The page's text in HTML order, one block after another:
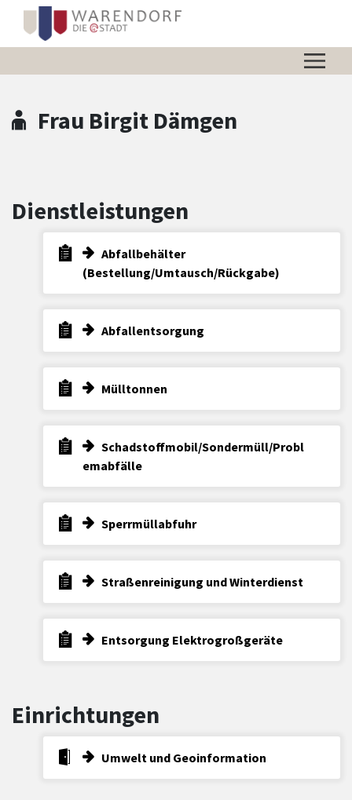
Zum Header
Zum Hauptinhalt
Zum Footer
Zum Hauptinhalt springen
Frau Birgit Dämgen
Dienstleistungen
Abfallbehälter
(Bestellung/Umtausch/Rückgabe)
Abfallentsorgung
Mülltonnen
Schadstoffmobil/Sondermüll/Probl
emabfälle
Sperrmüllabfuhr
Straßenreinigung und Winterdienst
Entsorgung Elektrogroßgeräte
Einrichtungen
Umwelt und Geoinformation